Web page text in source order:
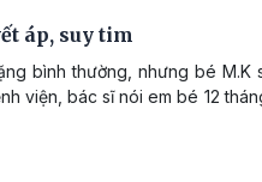
áp, suy tim
bình thường, nhưng bé M.K
viện, bác sĩ nói em bé 12